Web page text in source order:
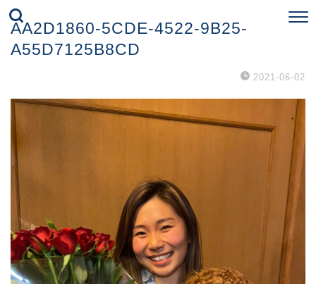
AA2D1860-5CDE-4522-9B25-
A55D7125B8CD
2021-06-02